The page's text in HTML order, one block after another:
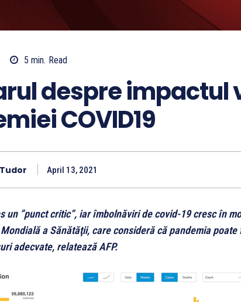
5 min. Read
despre impactul
COVID19
April 13, 2021
un ”punct critic”, iar îmbolnăviri de covid-19 cresc în
a Sănătăţii, care consideră că pandemia
adecvate, relatează AFP.